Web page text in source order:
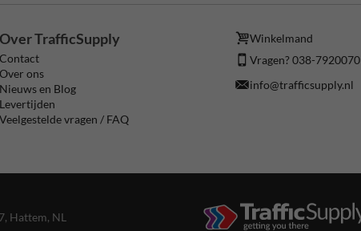
Over TrafficSupply
Contact
Over ons
Nieuws en Blog
Levertijden
Veelgestelde vragen / FAQ
Winkelmand
Vragen? 038-7920070
info@trafficsupply.nl
, Hattem, NL